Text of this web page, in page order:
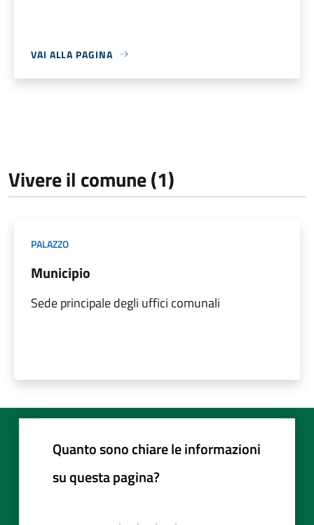
VAI ALLA PAGINA
Vivere il comune (1)
PALAZZO
Municipio
Sede principale degli uffici comunali
Quanto sono chiare le informazioni
su questa pagina?